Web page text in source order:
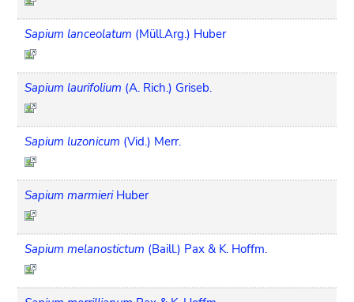
Sapium lanceolatum (Müll.Arg.) Huber
Sapium laurifolium (A. Rich.) Griseb.
Sapium luzonicum (Vid.) Merr.
Sapium marmieri Huber
Sapium melanostictum (Baill.) Pax & K. Hoffm.